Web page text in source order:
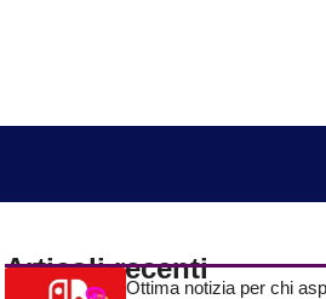
Articoli recenti
Ottima notizia per chi